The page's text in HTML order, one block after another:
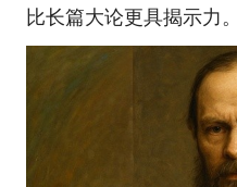
比长篇大论更具揭示力。